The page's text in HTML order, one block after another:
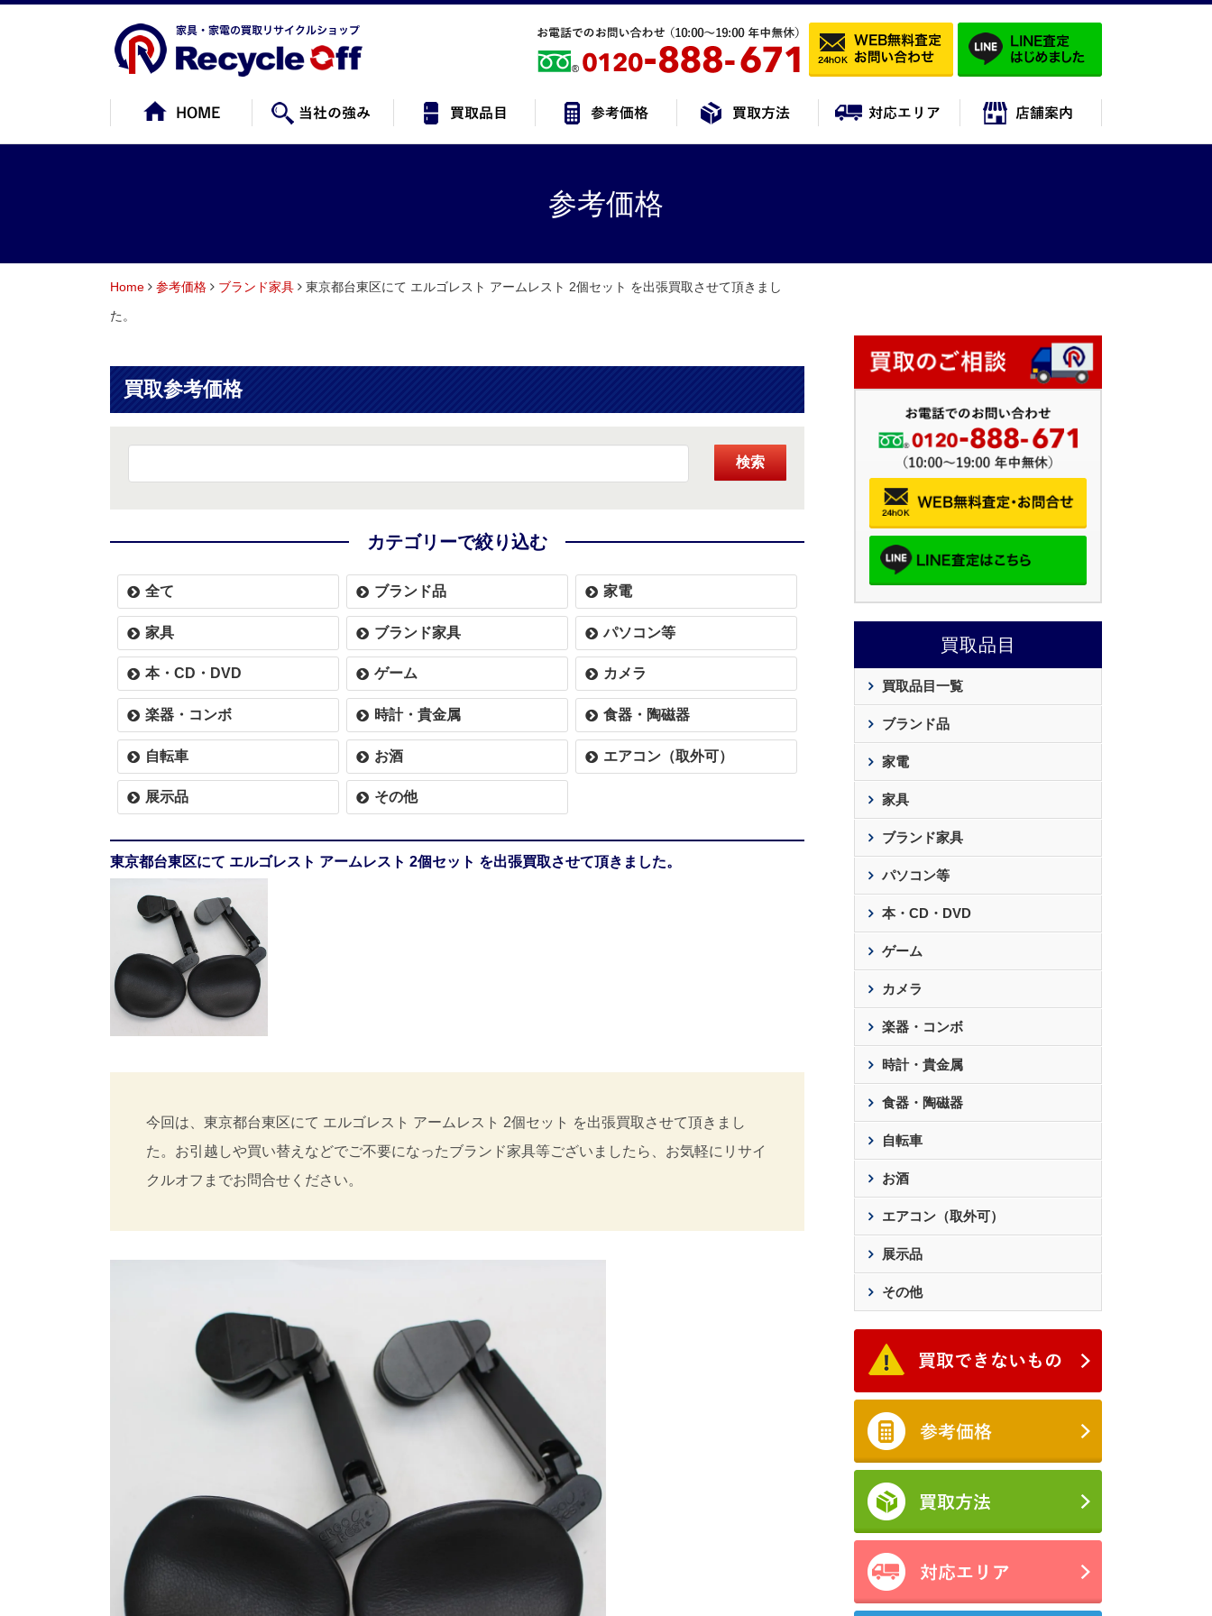
参考価格
Home 参考価格 ブランド家具
東京都台東区にて エルゴレスト アームレスト 2個セット を出張買取させて頂きまし
た。
買取参考価格
検索
カテゴリーで絞り込む
全て ブランド品 家電
家具 ブランド家具 パソコン等
本・CD・DVD ゲーム カメラ
楽器・コンボ 時計・貴金属 食器・陶磁器
自転車 お酒 エアコン（取外可）
展示品 その他
東京都台東区にて エルゴレスト アームレスト 2個セット を出張買取させて頂きました。
今回は、東京都台東区にて エルゴレスト アームレスト 2個セット を出張買取させて頂きまし
た。お引越しや買い替えなどでご不要になったブランド家具等ございましたら、お気軽にリサイ
クルオフまでお問合せください。
買取品目
買取品目一覧
ブランド品
家電
家具
ブランド家具
パソコン等
本・CD・DVD
ゲーム
カメラ
楽器・コンボ
時計・貴金属
食器・陶磁器
自転車
お酒
エアコン（取外可）
展示品
その他